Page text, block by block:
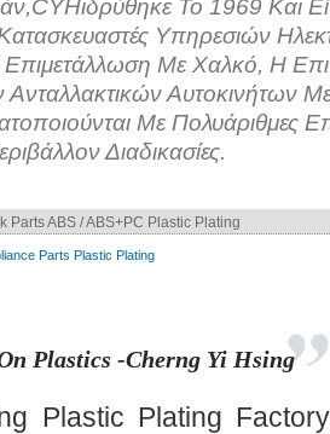
Το 1969 Και
Υπηρεσιών
Με Χαλκό, Η
Αυτοκινήτων
Με Πολυάριθμες
Διαδικασίες.
Parts ABS / ABS+PC Plastic Plating
Parts Plastic Plating
Plastics -Cherng Yi Hsing
Plastic Plating